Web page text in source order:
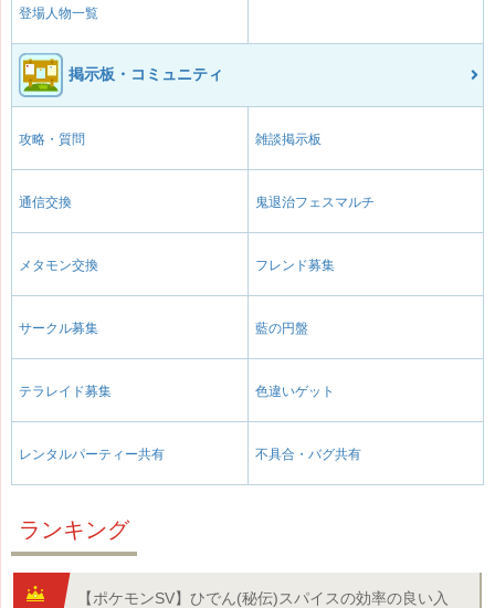
登場人物一覧
掲示板・コミュニティ
攻略・質問 雑談掲示板
通信交換 鬼退治フェスマルチ
メタモン交換 フレンド募集
サークル募集 藍の円盤
テラレイド募集 色違いゲット
レンタルパーティー共有 不具合・バグ共有
ランキング
【ポケモンSV】ひでん(秘伝)スパイスの効率の良い入